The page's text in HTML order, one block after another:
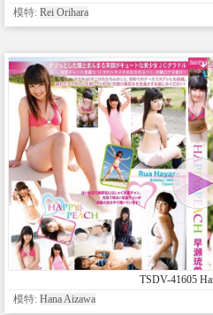
模特: Rei Orihara
TSDV-41605
模特: Hana Aizawa